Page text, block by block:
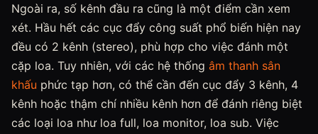
Ngoài ra, số kênh đầu ra cũng là một điểm cần xem
xét. Hầu hết các cục đẩy công suất phổ biến hiện nay
đều có 2 kênh (stereo), phù hợp cho việc đánh một
cặp loa. Tuy nhiên, với các hệ thống âm thanh sân
khấu phức tạp hơn, có thể cần đến cục đẩy 3 kênh, 4
kênh hoặc thậm chí nhiều kênh hơn để đánh riêng biệt
các loại loa như loa full, loa monitor, loa sub. Việc